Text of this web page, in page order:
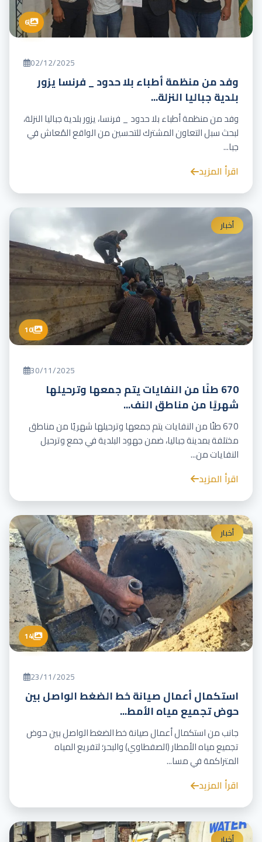
6
02/12/2025
وفد من منظمة أطباء بلا حدود _ فرنسا يزور
بلدية جباليا النزلة...
وفد من منظمة أطباء بلا حدود _ فرنسا، يزور بلدية جباليا النزلة،
لبحث سبل التعاون المشترك للتحسين من الواقع المُعاش في
جبا...
اقرأ المزيد
أخبار
10
30/11/2025
670 طنًا من النفايات يتم جمعها وترحيلها
شهريًا من مناطق النف...
670 طنًا من النفايات يتم جمعها وترحيلها شهريًا من مناطق
مختلفة بمدينة جباليا، ضمن جهود البلدية في جمع وترحيل
النفايات من...
اقرأ المزيد
أخبار
14
23/11/2025
استكمال أعمال صيانة خط الضغط الواصل بين
حوض تجميع مياه الأمط...
جانب من استكمال أعمال صيانة خط الضغط الواصل بين حوض
تجميع مياه الأمطار (الصفطاوي) والبحر؛ لتفريع المياه
المتراكمة في مسا...
اقرأ المزيد